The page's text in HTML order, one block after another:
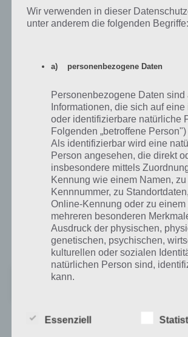
bewältigen.
Vor allem der Sauerstoff geht schneller aus als es
One ist für iPhone, iPad im iTunes App Store
Android im Google Play Store folgen.
Stranded Mars One für iPhone,
Touch im iTunes App Store
Stranded Mars One ist im iTunes App Store
verfügbar. Man kann sich gegen einen In-App-
freischalten, die Premiumwährung Nuts kaufen
entfernen. Die App ist verfügbar für das iPhone,
wobei iOS 6.1 oder neuer benötigt wird, um die
starten. Zum iTunes App Store:
Stranded - A Mars
Wir verwenden in dieser
unter anderem die folgenden Begriffe:
a) personenbezogene Daten
Personenbezogene Daten sind
Informationen, die sich auf
oder identifizierbare natürliche
Folgenden „betroffene
Als identifizierbar wird eine
Person angesehen, die direkt
insbesondere mittels
Kennung wie einem Namen,
Kennnummer, zu
Online-Kennung oder zu einem
mehreren besonderen
Ausdruck der physischen,
genetischen, psychischen,
kulturellen oder sozialen
natürlichen Person sind,
kann.
b) betroffene Person
Essenziell